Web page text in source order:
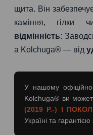
щита. Він
каміння, гілки
відмінність:
а Kolchuga® — від
У нашому
Kolchuga® ви
(2019 Р.-) I
Україні та гарантією